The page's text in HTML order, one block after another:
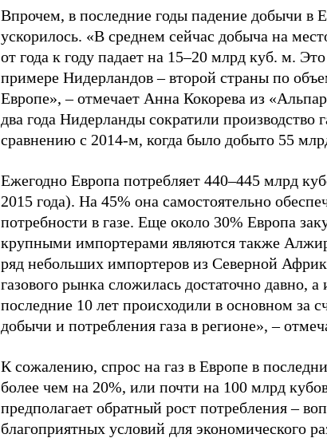
Впрочем, в последние годы падение добычи в
ускорилось. «В среднем сейчас добыча на
от года к году падает на 15–20 млрд куб. м.
примере Нидерландов – второй страны по
Европе», – отмечает Анна Кокорева из
два года Нидерланды сократили производство
сравнению с 2014-м, когда было добыто 55
Ежегодно Европа потребляет 440–445 млрд
2015 года). На 45% она самостоятельно
потребности в газе. Еще около 30% Европа
крупными импортерами являются также
ряд небольших импортеров из Северной
газового рынка сложилась достаточно давно, а
последние 10 лет происходили в основном за
добычи и потребления газа в регионе», –
К сожалению, спрос на газ в Европе в
более чем на 20%, или почти на 100 млрд
предполагает обратный рост потребления –
благоприятных условий для экономического